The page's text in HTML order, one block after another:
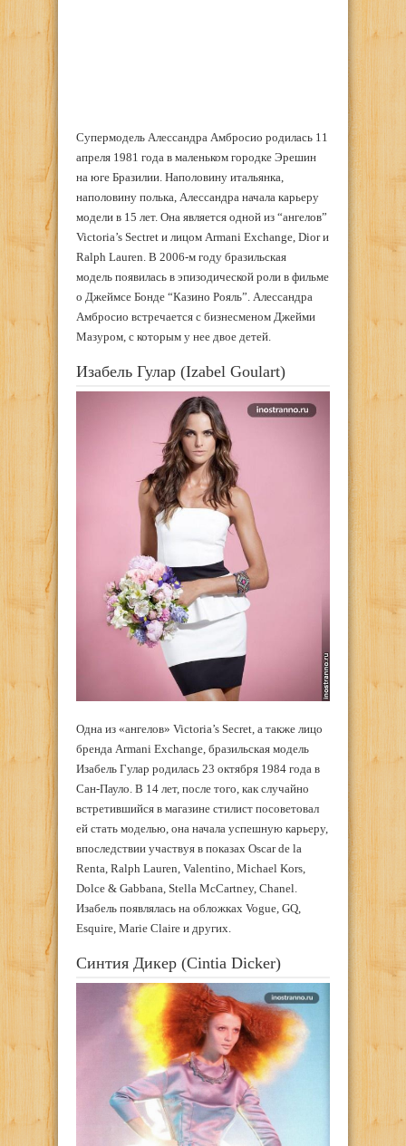
Супермодель Алессандра Амбросио родилась 11
апреля 1981 года в маленьком городке Эрешин
на юге Бразилии. Наполовину итальянка,
наполовину полька, Алессандра начала карьеру
модели в 15 лет. Она является одной из “ангелов”
Victoria’s Sectret и лицом Armani Exchange, Dior и
Ralph Lauren. В 2006-м году бразильская
модель появилась в эпизодической роли в фильме
о Джеймсе Бонде “Казино Рояль”. Алессандра
Амбросио встречается с бизнесменом Джейми
Мазуром, с которым у нее двое детей.
Изабель Гулар (Izabel Goulart)
Одна из «ангелов» Victoria’s Secret, а также лицо
бренда Armani Exchange, бразильская модель
Изабель Гулар родилась 23 октября 1984 года в
Сан-Пауло. В 14 лет, после того, как случайно
встретившийся в магазине стилист посоветовал
ей стать моделью, она начала успешную карьеру,
впоследствии участвуя в показах Oscar de la
Renta, Ralph Lauren, Valentino, Michael Kors,
Dolce & Gabbana, Stella McCartney, Chanel.
Изабель появлялась на обложках Vogue, GQ,
Esquire, Marie Claire и других.
Синтия Дикер (Cintia Dicker)